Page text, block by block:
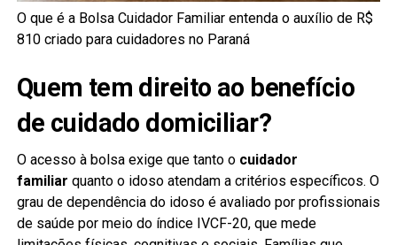
O que é a Bolsa Cuidador Familiar entenda o auxílio de R$
810 criado para cuidadores no Paraná
Quem tem direito ao benefício
de cuidado domiciliar?
O acesso à bolsa exige que tanto o cuidador
familiar quanto o idoso atendam a critérios específicos. O
grau de dependência do idoso é avaliado por profissionais
de saúde por meio do índice IVCF-20, que mede